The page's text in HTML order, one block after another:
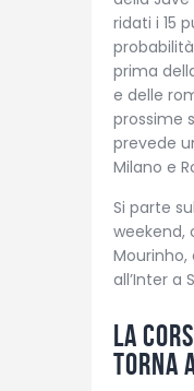
ridati i 15
prima
e delle
prossime
prevede
Milano e
Si parte
weekend,
Mourinho,
all’Inter a
La
torna